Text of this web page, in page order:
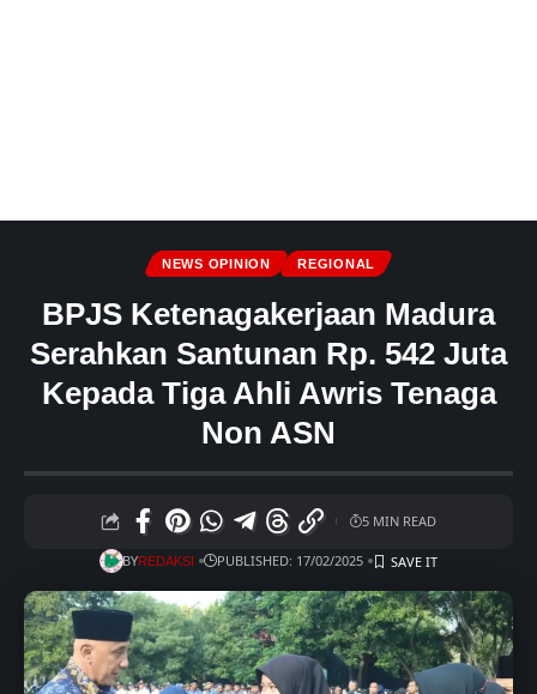
NEWS OPINION REGIONAL
BPJS Ketenagakerjaan Madura
Serahkan Santunan Rp. 542 Juta
Kepada Tiga Ahli Awris Tenaga
Non ASN
BYREDAKSI PUBLISHED: 17/02/2025
5 MIN READ